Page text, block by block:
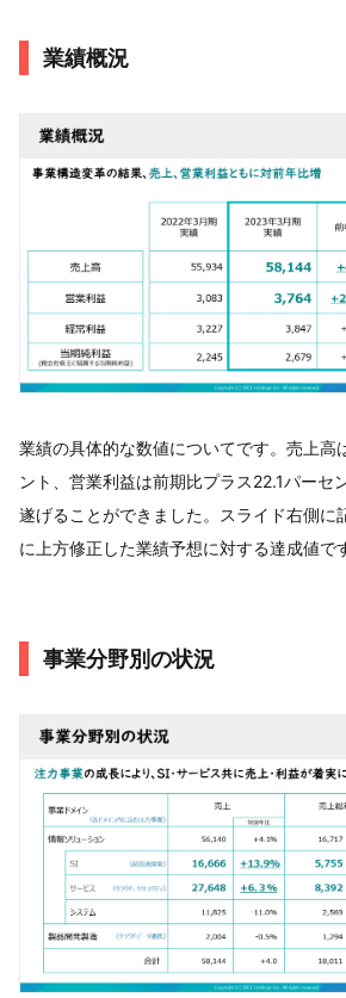
業績概況
業績の具体的な数値についてです。売上高
ント、営業利益は前期比プラス22.1パーセ
遂げることができました。スライド右側に
に上方修正した業績予想に対する達成値で
事業分野別の状況